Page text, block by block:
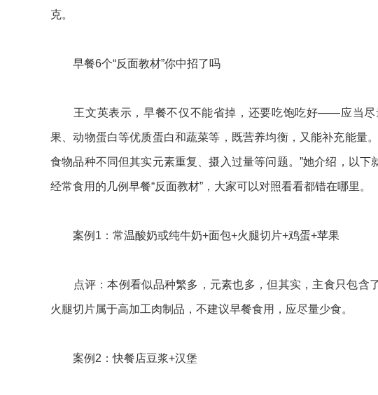
克。
早餐6个“反面教材”你中招了吗
王文英表示，早餐不仅不能省掉，还要吃饱吃好——应当尽
果、动物蛋白等优质蛋白和蔬菜等，既营养均衡，又能补充能量
食物品种不同但其实元素重复、摄入过量等问题。”她介绍，以
经常食用的几例早餐“反面教材”，大家可以对照看看都错在哪里。
案例1：常温酸奶或纯牛奶+面包+火腿切片+鸡蛋+苹果
点评：本例看似品种繁多，元素也多，但其实，主食只包含
火腿切片属于高加工肉制品，不建议早餐食用，应尽量少食。
案例2：快餐店豆浆+汉堡